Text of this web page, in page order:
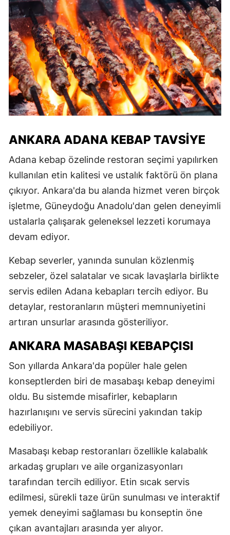
ANKARA ADANA KEBAP TAVSIYE
Adana kebap özelinde restoran seçimi yapılırken
kullanılan etin kalitesi ve ustalık faktörü ön plana
çıkıyor. Ankara'da bu alanda hizmet veren birçok
işletme, Güneydoğu Anadolu'dan gelen deneyimli
ustalarla çalışarak geleneksel lezzeti korumaya
devam ediyor.
Kebap severler, yanında sunulan közlenmiş
sebzeler, özel salatalar ve sıcak lavaşlarla birlikte
servis edilen Adana kebapları tercih ediyor. Bu
detaylar, restoranların müşteri memnuniyetini
artıran unsurlar arasında gösteriliyor.
ANKARA MASABAŞI KEBAPÇISI
Son yıllarda Ankara'da popüler hale gelen
konseptlerden biri de masabaşı kebap deneyimi
oldu. Bu sistemde misafirler, kebapların
hazırlanışını ve servis sürecini yakından takip
edebiliyor.
Masabaşı kebap restoranları özellikle kalabalık
arkadaş grupları ve aile organizasyonları
tarafından tercih ediliyor. Etin sıcak servis
edilmesi, sürekli taze ürün sunulması ve interaktif
yemek deneyimi sağlaması bu konseptin öne
çıkan avantajları arasında yer alıyor.